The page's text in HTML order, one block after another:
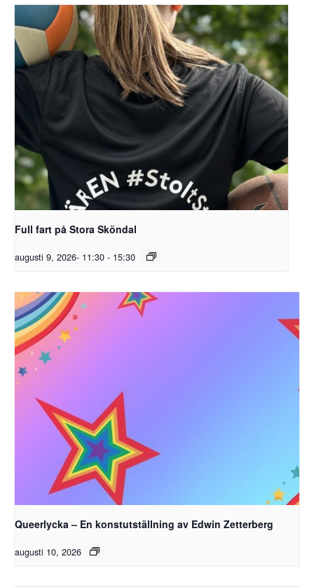
Full fart på Stora Sköndal
augusti 9, 2026- 11:30 - 15:30
Queerlycka – En konstutställning av Edwin Zetterberg
augusti 10, 2026